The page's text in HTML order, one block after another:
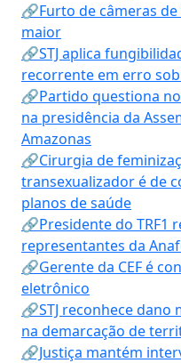
🔗Furto de câmeras
maior
🔗STJ aplica
recorrente em erro
🔗Partido questiona
na presidência da
Amazonas
🔗Cirurgia de
transexualizador é de
planos de saúde
🔗Presidente do TRF1
representantes da
🔗Gerente da CEF é
eletrônico
🔗STJ reconhece
na demarcação de
🔗Justiça mantém